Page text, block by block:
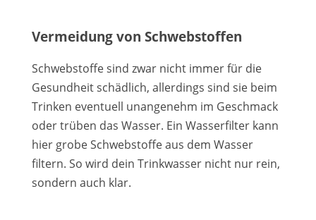
Vermeidung von Schwebstoffen
Schwebstoffe sind zwar nicht immer für die
Gesundheit schädlich, allerdings sind sie beim
Trinken eventuell unangenehm im Geschmack
oder trüben das Wasser. Ein Wasserfilter kann
hier grobe Schwebstoffe aus dem Wasser
filtern. So wird dein Trinkwasser nicht nur rein,
sondern auch klar.